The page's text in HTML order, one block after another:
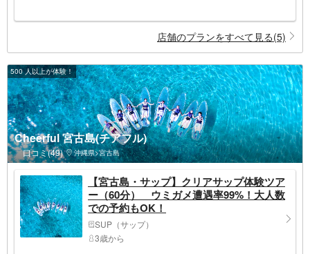
店舗のプランをすべて見る(5)
500 人以上が体験！
Cheerful 宮古島(チアフル)
口コミ(49) 沖縄県>宮古島
【宮古島・サップ】クリアサップ体験ツア
ー（60分） ウミガメ遭遇率99%！大人数
での予約もOK！
SUP（サップ）
3歳から